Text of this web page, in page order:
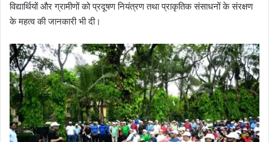
विद्यार्थियों और ग्रामीणों को प्रदूषण नियंत्रण तथा प्राकृतिक संसाधनों के संरक्षण
के महत्व की जानकारी भी दी।